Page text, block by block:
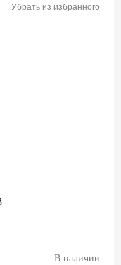
Убрать из избранного
В наличии